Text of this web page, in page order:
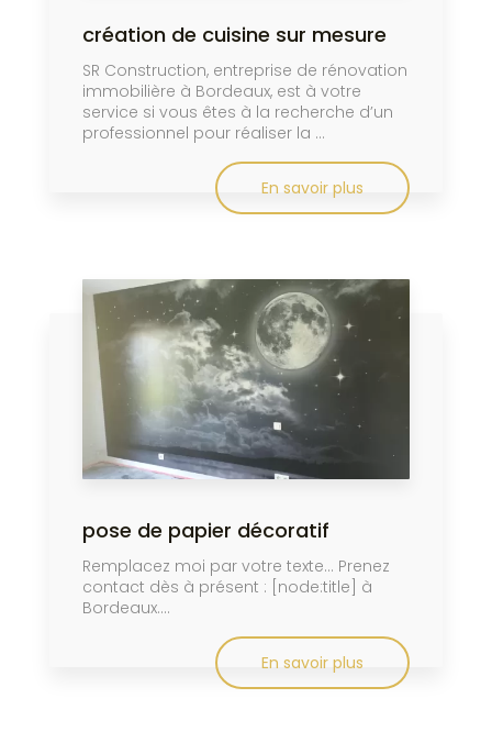
création de cuisine sur mesure
SR Construction, entreprise de rénovation
immobilière à Bordeaux, est à votre
service si vous êtes à la recherche d’un
professionnel pour réaliser la ...
En savoir plus
pose de papier décoratif
Remplacez moi par votre texte... Prenez
contact dès à présent : [node:title] à
Bordeaux....
En savoir plus